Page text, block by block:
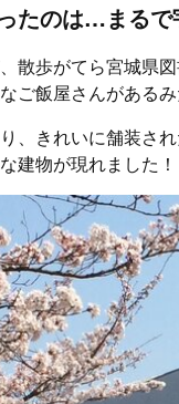
たのは…まる
散歩がてら宮城県
ご飯屋さんがあるみ
、きれいに舗装され
建物が現れました！